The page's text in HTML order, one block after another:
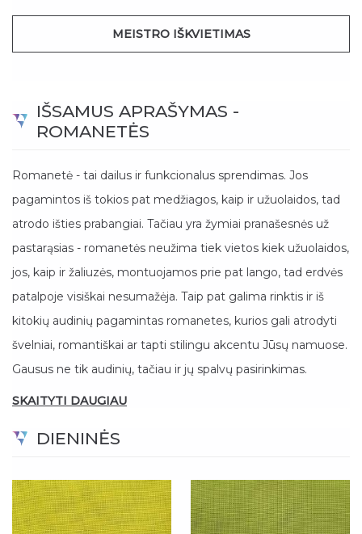
MEISTRO IŠKVIETIMAS
IŠSAMUS APRAŠYMAS -
ROMANETĖS
Romanetė - tai dailus ir funkcionalus sprendimas. Jos
pagamintos iš tokios pat medžiagos, kaip ir užuolaidos, tad
atrodo išties prabangiai. Tačiau yra žymiai pranašesnės už
pastarąsias - romanetės neužima tiek vietos kiek užuolaidos,
jos, kaip ir žaliuzės, montuojamos prie pat lango, tad erdvės
patalpoje visiškai nesumažėja. Taip pat galima rinktis ir iš
kitokių audinių pagamintas romanetes, kurios gali atrodyti
švelniai, romantiškai ar tapti stilingu akcentu Jūsų namuose.
Gausus ne tik audinių, tačiau ir jų spalvų pasirinkimas.
SKAITYTI DAUGIAU
DIENINĖS